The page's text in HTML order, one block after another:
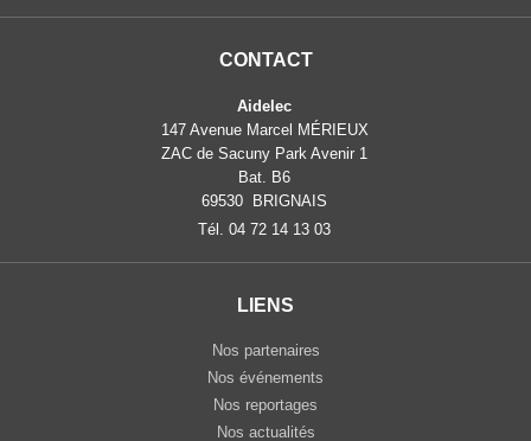
CONTACT
Aidelec
147 Avenue Marcel MÉRIEUX
ZAC de Sacuny Park Avenir 1
Bat. B6
69530 BRIGNAIS
Tél. 04 72 14 13 03
LIENS
Nos partenaires
Nos événements
Nos reportages
Nos actualités